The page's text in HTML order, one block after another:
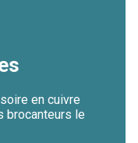
en cuivre
brocanteurs le